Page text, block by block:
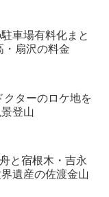
車場有料化まと
・扇沢の料金
クターのロケ地を
登山
と宿根木・吉永
遺産の佐渡金山